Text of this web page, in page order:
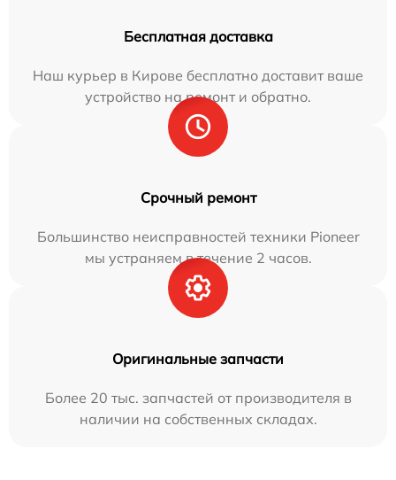
Бесплатная доставка
Наш курьер в Кирове бесплатно доставит ваше
устройство на ремонт и обратно.
Срочный ремонт
Большинство неисправностей техники Pioneer
мы устраняем в течение 2 часов.
Оригинальные запчасти
Более 20 тыс. запчастей от производителя в
наличии на собственных складах.